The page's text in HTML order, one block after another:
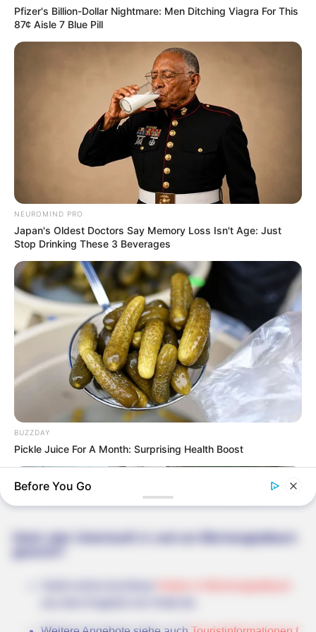
Es gibt noch mehr in Deutschland zu entdecken:
Hierzu gehören zum Beispiel die schönsten
und unverwechselbare Sehenswürdigkeiten
Hotel oder Unterkunft in und um Möchengladbach
Pfizer's Billion-Dollar Nightmare: Men Ditching Viagra For This
87¢ Aisle 7 Blue Pill
NEUROMIND PRO
Japan's Oldest Doctors Say Memory Loss Isn't Age: Just
Stop Drinking These 3 Beverages
BUZZDAY
Pickle Juice For A Month: Surprising Health Boost
Before You Go